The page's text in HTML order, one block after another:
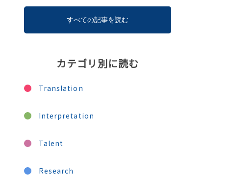
すべての記事を読む
カテゴリ別に読む
Translation
Interpretation
Talent
Research